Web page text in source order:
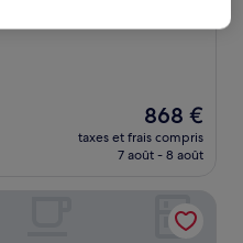
Le
nouveau
prix
de
868 €
868 €
taxes et frais compris
7 août - 8 août